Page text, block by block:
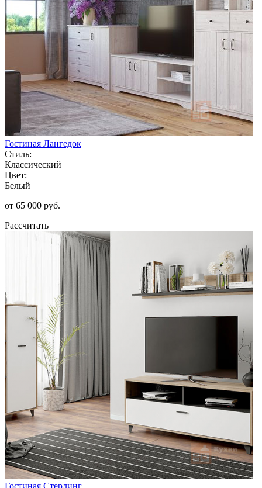
Гостиная Лангедок
Стиль:
Классический
Цвет:
Белый
от 65 000 руб.
Рассчитать
Гостиная Стерлинг